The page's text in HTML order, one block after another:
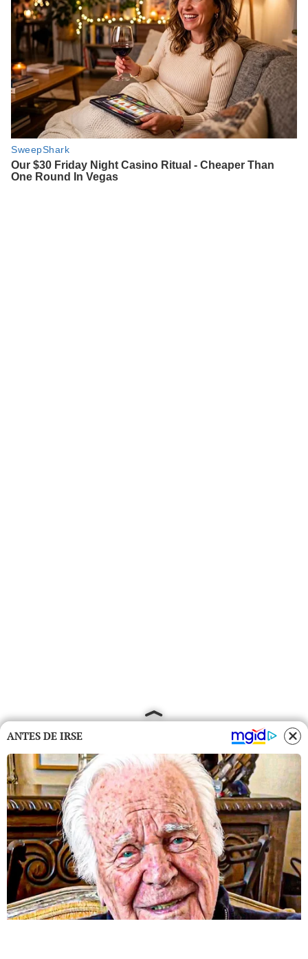
ANTES DE IRSE